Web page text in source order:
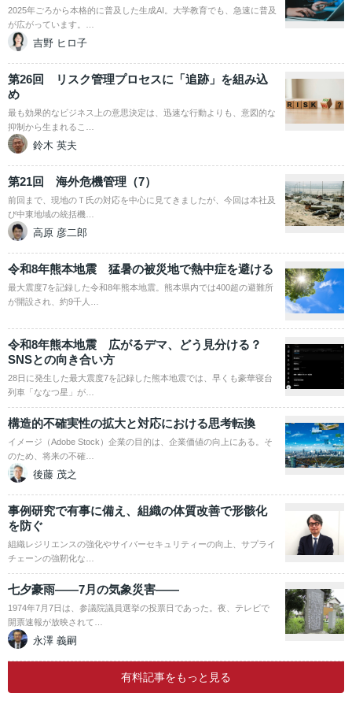
2025年ごろから本格的に普及した生成AI。大学教育でも、急速に普及
が広がっています。…
吉野 ヒロ子
第26回 リスク管理プロセスに「追跡」を組み込
め
最も効果的なビジネス上の意思決定は、迅速な行動よりも、意図的な
抑制から生まれるこ…
鈴木 英夫
第21回 海外危機管理（7）
前回まで、現地のＴ氏の対応を中心に見てきましたが、今回は本社及
び中東地域の統括機…
高原 彦二郎
令和8年熊本地震 猛暑の被災地で熱中症を避ける
最大震度7を記録した令和8年熊本地震。熊本県内では400超の避難所
が開設され、約9千人…
令和8年熊本地震 広がるデマ、どう見分ける？
SNSとの向き合い方
28日に発生した最大震度7を記録した熊本地震では、早くも豪華寝台
列車「ななつ星」が…
構造的不確実性の拡大と対応における思考転換
イメージ（Adobe Stock）企業の目的は、企業価値の向上にある。そ
のため、将来の不確…
後藤 茂之
事例研究で有事に備え、組織の体質改善で形骸化
を防ぐ
組織レジリエンスの強化やサイバーセキュリティーの向上、サプライ
チェーンの強靭化な…
七夕豪雨――7月の気象災害――
1974年7月7日は、参議院議員選挙の投票日であった。夜、テレビで
開票速報が放映されて…
永澤 義嗣
有料記事をもっと見る